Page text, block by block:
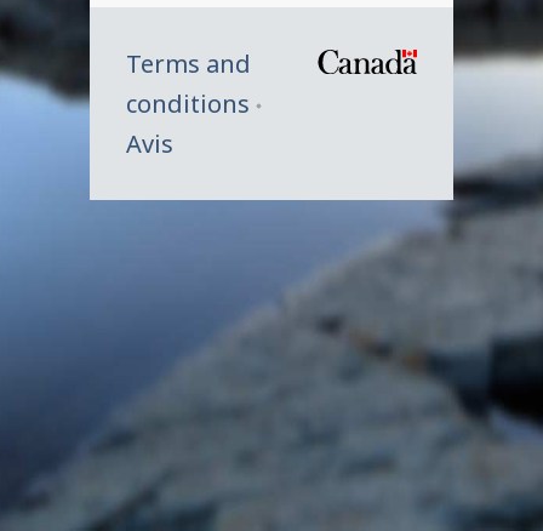
Terms and
conditions
Avis
du